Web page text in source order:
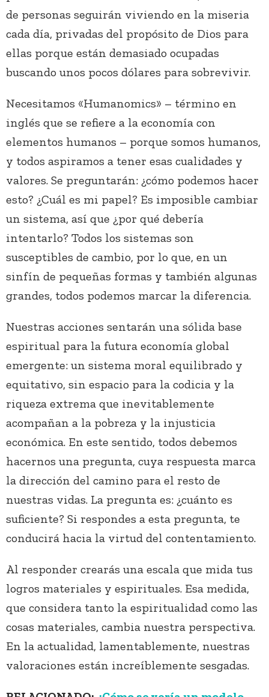
de personas seguirán viviendo en la miseria
cada día, privadas del propósito de Dios para
ellas porque están demasiado ocupadas
buscando unos pocos dólares para sobrevivir.
Necesitamos «Humanomics» – término en
inglés que se refiere a la economía con
elementos humanos – porque somos humanos,
y todos aspiramos a tener esas cualidades y
valores. Se preguntarán: ¿cómo podemos hacer
esto? ¿Cuál es mi papel? Es imposible cambiar
un sistema, así que ¿por qué debería
intentarlo? Todos los sistemas son
susceptibles de cambio, por lo que, en un
sinfín de pequeñas formas y también algunas
grandes, todos podemos marcar la diferencia.
Nuestras acciones sentarán una sólida base
espiritual para la futura economía global
emergente: un sistema moral equilibrado y
equitativo, sin espacio para la codicia y la
riqueza extrema que inevitablemente
acompañan a la pobreza y la injusticia
económica. En este sentido, todos debemos
hacernos una pregunta, cuya respuesta marca
la dirección del camino para el resto de
nuestras vidas. La pregunta es: ¿cuánto es
suficiente? Si respondes a esta pregunta, te
conducirá hacia la virtud del contentamiento.
Al responder crearás una escala que mida tus
logros materiales y espirituales. Esa medida,
que considera tanto la espiritualidad como las
cosas materiales, cambia nuestra perspectiva.
En la actualidad, lamentablemente, nuestras
valoraciones están increíblemente sesgadas.